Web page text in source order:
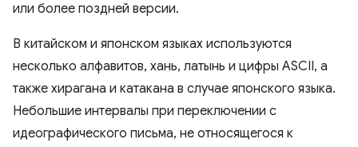
или более поздней версии.
В китайском и японском языках используются
несколько алфавитов, хань, латынь и цифры ASCII, а
также хирагана и катакана в случае японского языка.
Небольшие интервалы при переключении с
идеографического письма, не относящегося к